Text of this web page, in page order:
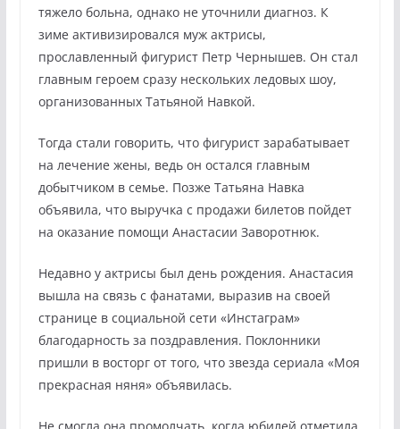
тяжело больна, однако не уточнили диагноз. К
зиме активизировался муж актрисы,
прославленный фигурист Петр Чернышев. Он стал
главным героем сразу нескольких ледовых шоу,
организованных Татьяной Навкой.
Тогда стали говорить, что фигурист зарабатывает
на лечение жены, ведь он остался главным
добытчиком в семье. Позже Татьяна Навка
объявила, что выручка с продажи билетов пойдет
на оказание помощи Анастасии Заворотнюк.
Недавно у актрисы был день рождения. Анастасия
вышла на связь с фанатами, выразив на своей
странице в социальной сети «Инстаграм»
благодарность за поздравления. Поклонники
пришли в восторг от того, что звезда сериала «Моя
прекрасная няня» объявилась.